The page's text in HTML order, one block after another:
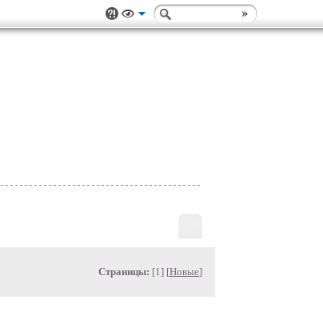
Страницы: [1] [Новые]